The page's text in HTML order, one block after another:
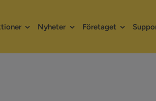
Nyheter Företaget